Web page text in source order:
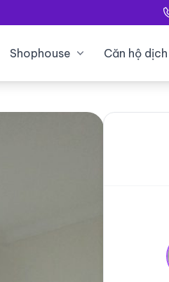
Shophouse Căn hộ